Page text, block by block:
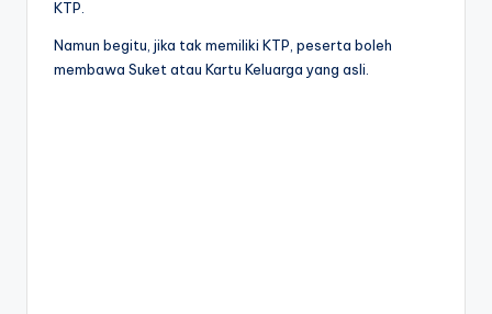
KTP.
Namun begitu, jika tak memiliki KTP, peserta boleh
membawa Suket atau Kartu Keluarga yang asli.